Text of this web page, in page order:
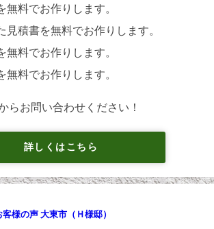
無料でお作りします。
見積書を無料でお作りします。
無料でお作りします。
無料でお作りします。
らお問い合わせください！
詳しくはこちら
客様の声 大東市（Ｈ様邸）